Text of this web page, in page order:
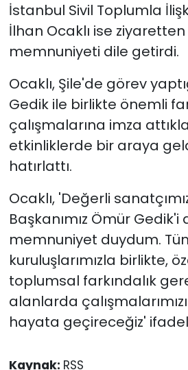
İstanbul Sivil Toplumla
İlhan Ocaklı ise
memnuniyeti dile getirdi.
Ocaklı, Şile'de görev
Gedik ile birlikte önemli
çalışmalarına imza
etkinliklerde bir araya
hatırlattı.
Ocaklı, 'Değerli
Başkanımız Ömür
memnuniyet duydum.
kuruluşlarımızla birlikte,
toplumsal farkındalık
alanlarda
hayata geçireceğiz'
Kaynak: RSS